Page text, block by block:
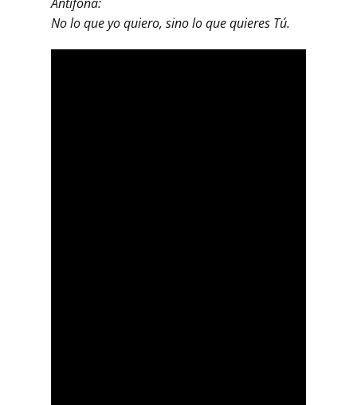
No lo que yo quiero, sino lo que quieres Tú.